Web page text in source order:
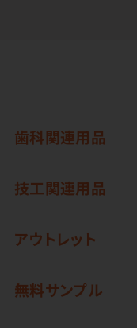
歯科関連用品
技工関連用品
アウトレット
無料サンプル